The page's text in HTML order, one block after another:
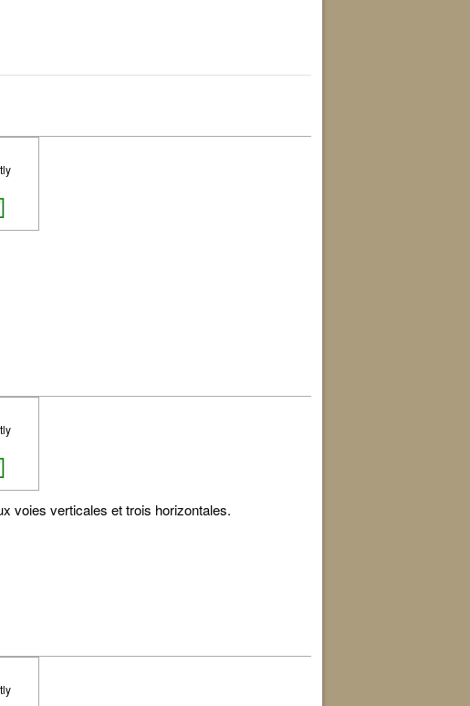
voies verticales et trois horizontales.